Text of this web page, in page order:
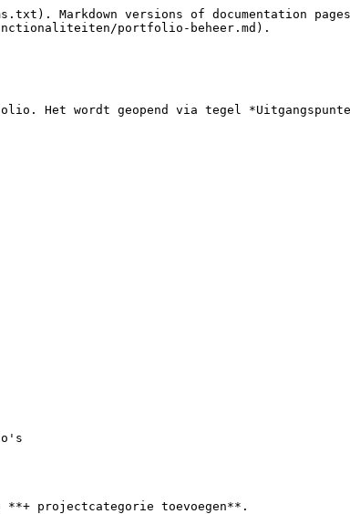
Markdown versions of documentation
portfolio-beheer.md).
Het wordt geopend via tegel
**+ projectcategorie toevoegen**.